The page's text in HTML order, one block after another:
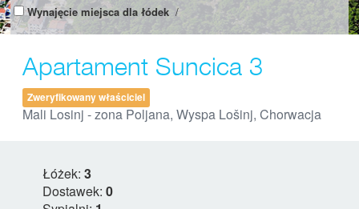
Wynajęcie miejsca dla łódek /
Apartament Suncica 3
Zweryfikowany właściciel
Mali Losinj - zona Poljana, Wyspa Lošinj, Chorwacja
Łóżek: 3
Dostawek: 0